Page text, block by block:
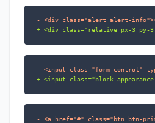
- <div class="alert alert-
+ <div class="relative px-3 py-
- <input class="form-control"
+ <input class="block
- <a href="#" class="btn btn-